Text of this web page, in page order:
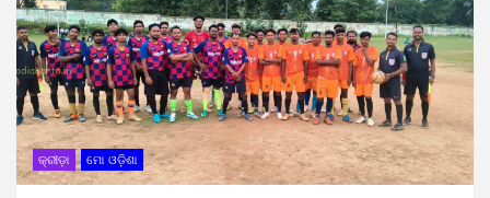
କ୍ରୀଡ଼ା ମୋ ଓଡ଼ିଶା